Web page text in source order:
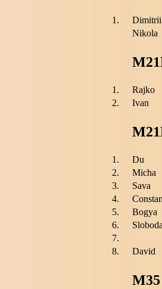
1.
Dimitrii
Nikola
1.
Rajko
2.
Ivan
1.
Du
2.
Micha
3.
Sava
4.
5.
Bogya
6.
7.
8.
David
M35